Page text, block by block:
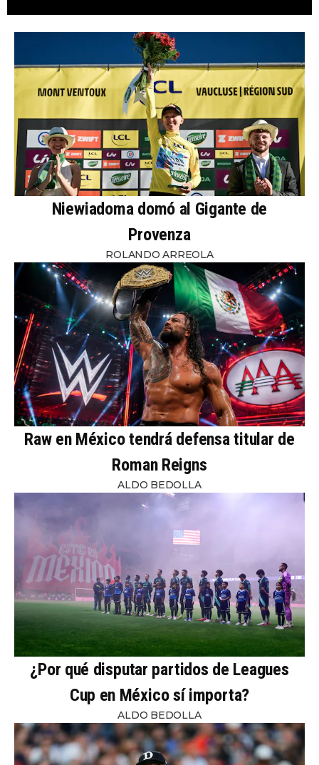
Niewiadoma domó al Gigante de
Provenza
ROLANDO ARREOLA
Raw en México tendrá defensa titular de
Roman Reigns
ALDO BEDOLLA
¿Por qué disputar partidos de Leagues
Cup en México sí importa?
ALDO BEDOLLA